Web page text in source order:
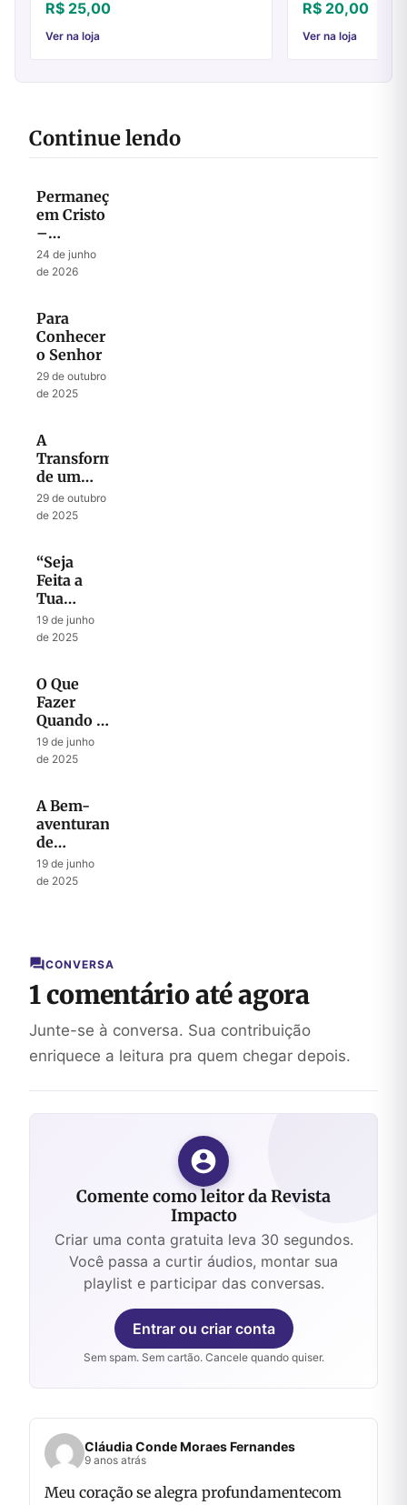
ministério como o fez nos dias de sua
encarnação. A práticada igreja em seu ...
R$ 25,00
Ver na loja
uma pequena
de Nova York, nos
anos. Até...
R$ 20,00
Ver na loja
Continue lendo
Permaneça
em Cristo
–
Descubra
sua Força
24 de junho
de 2026
Para
Conhecer
o Senhor
29 de outubro
de 2025
A
Transformação
de um
Fardo em
Canção
29 de outubro
de 2025
“Seja
Feita a
Tua
Vontade”
19 de junho
de 2025
O Que
Fazer
Quando a
Fornalha
Fica Cada
19 de junho
de 2025
A Bem-
aventurança
de
Perseverar
durante a
19 de junho
de 2025
CONVERSA
1 comentário até agora
Junte-se à conversa. Sua contribuição
enriquece a leitura pra quem chegar depois.
Comente como leitor da Revista
Impacto
Criar uma conta gratuita leva 30 segundos.
Você passa a curtir áudios, montar sua
playlist e participar das conversas.
Entrar ou criar conta
Sem spam. Sem cartão. Cancele quando quiser.
Cláudia Conde Moraes Fernandes
9 anos atrás
Meu coração se alegra profundamentecom